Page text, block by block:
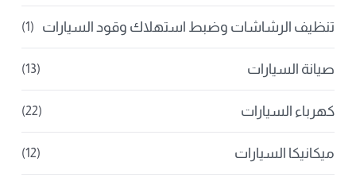
تنظيف الرشاشات وضبط استهلاك وقود السيارات (1)
صيانة السيارات (13)
كهرباء السيارات (22)
ميكانيكا السيارات (12)